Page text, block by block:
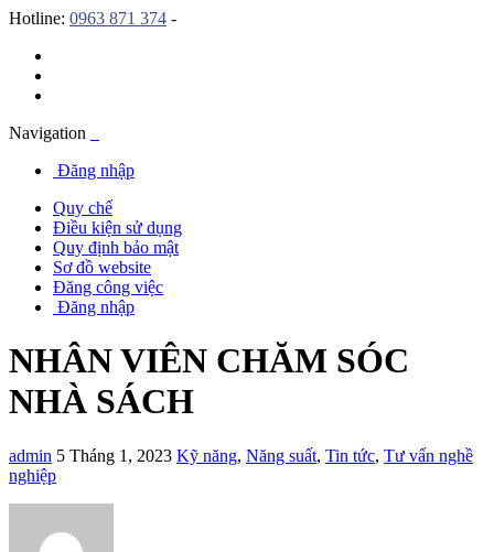
Hotline: 0963 871 374 -
Navigation
Đăng nhập
Quy chế
Điều kiện sử dụng
Quy định bảo mật
Sơ đồ website
Đăng công việc
Đăng nhập
NHÂN VIÊN CHĂM SÓC
NHÀ SÁCH
admin 5 Tháng 1, 2023 Kỹ năng, Năng suất, Tin tức, Tư vấn nghề
nghiệp